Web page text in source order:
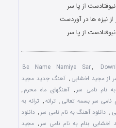
از پا سر
نیزه ها در آوردست
از پا سر
Be Name Namiye Sar,
از مجید اخشابی , آهنگ جدید مجید
نام نامی سر , آهنگهای ماه محرم ,
نامی سر بسمه تعالی , ترانه, ترانه به
, دانلود آهنگ به نام نامی سر , دانلود
اخشابی بنام به نام نامی سر , مجید